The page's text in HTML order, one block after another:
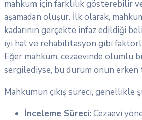
mahkum için farklılık gösterebilir
aşamadan oluşur. İlk olarak,
kadarının gerçekte infaz edildiği
iyi hal ve rehabilitasyon gibi
Eğer mahkum, cezaevinde olumlu
sergilediyse, bu durum onun erken
Mahkumun çıkış süreci, genellikle
İnceleme Süreci: Cezaevi